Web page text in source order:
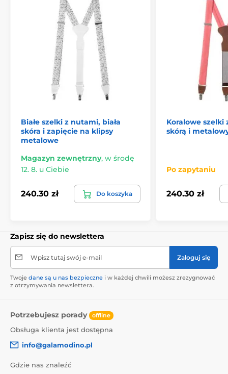
Białe szelki z nutami, biała
skóra i zapięcie na klipsy
metalowe
Magazyn zewnętrzny, w środę
12. 8. u Ciebie
240.30 zł Do koszyka
Koralowe szelki
skórą i
Po zapytaniu
240.30 zł
Zapisz się do newslettera
Wpisz tutaj swój e-mail Zaloguj się
Twoje dane są u nas bezpieczne i w każdej chwili możesz zrezygnować
z otrzymywania newslettera.
Potrzebujesz porady offline
Obsługa klienta jest dostępna
info@galamodino.pl
Gdzie nas znaleźć